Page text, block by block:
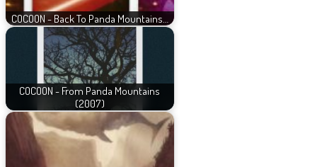
COCOON - Back To Panda Mountains…
COCOON - From Panda Mountains
(2007)